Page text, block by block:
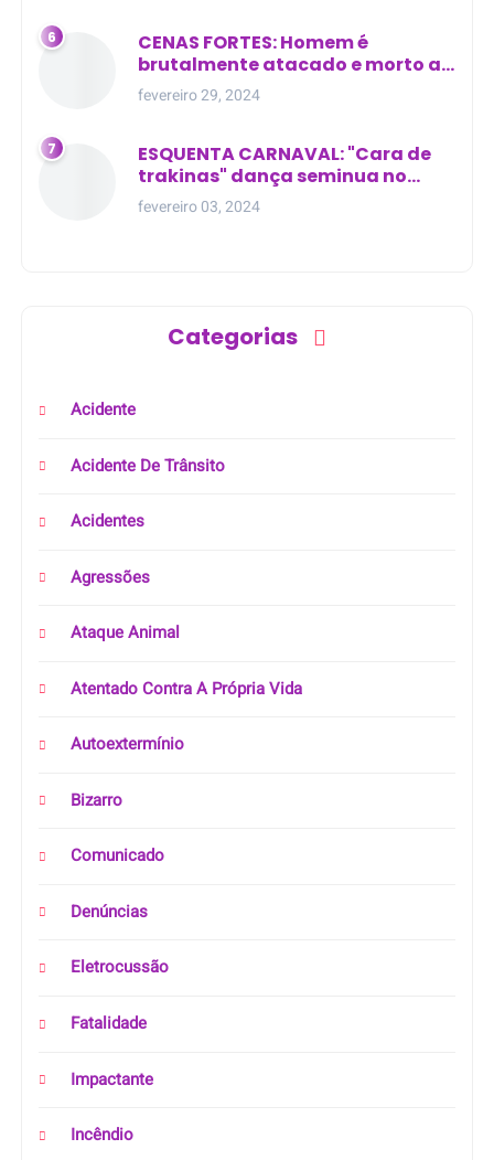
CENAS FORTES: Homem é
brutalmente atacado e morto a
golpes de facão em joão lisboa
fevereiro 29, 2024
ESQUENTA CARNAVAL: "Cara de
trakinas" dança seminua no
meio da rua na Bahia
fevereiro 03, 2024
Categorias
Acidente
Acidente De Trânsito
Acidentes
Agressões
Ataque Animal
Atentado Contra A Própria Vida
Autoextermínio
Bizarro
Comunicado
Denúncias
Eletrocussão
Fatalidade
Impactante
Incêndio